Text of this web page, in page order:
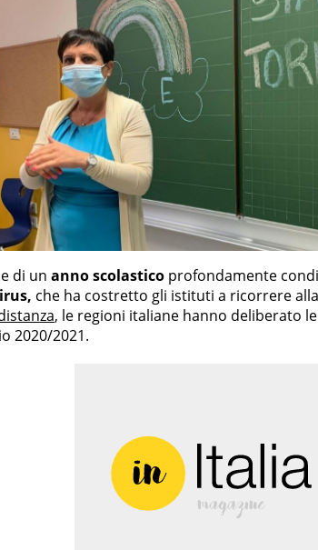
di un anno scolastico profondamente
che ha costretto gli istituti a ricorrere alla
, le regioni italiane hanno deliberato
2020/2021.